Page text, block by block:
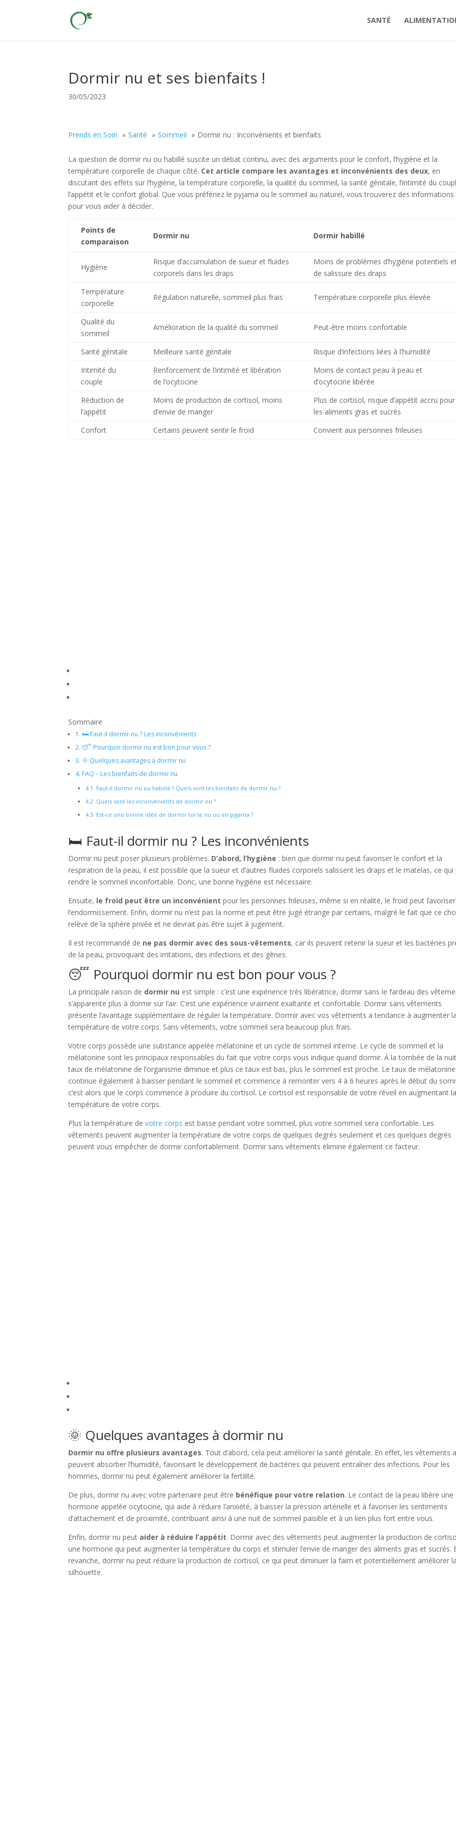
SANTÉ
Dormir nu et ses bienfaits !
30/05/2023
Prends en Soin Santé Sommeil Dormir nu : Inconvénients et bienfaits
La question de dormir nu ou habillé suscite un débat continu, avec des arguments pour le confort, l’hygiène et la
température corporelle de chaque côté. Cet article compare les avantages et inconvénients des deux, en
discutant des effets sur l’hygiène, la température corporelle, la qualité du sommeil, la santé génitale, l’intimité du
l’appétit et le confort global. Que vous préfériez le pyjama ou le sommeil au naturel, vous trouverez des informations
pour vous aider à décider.
Points de
comparaison
Dormir nu Dormir habillé
Hygiène
Risque d’accumulation de sueur et fluides
corporels dans les draps
Moins de problèmes d’hygiène potentiels
de salissure des draps
Température
corporelle
Régulation naturelle, sommeil plus frais Température corporelle plus élevée
Qualité du
sommeil
Amélioration de la qualité du sommeil Peut-être moins confortable
Santé génitale Meilleure santé génitale
Risque d’infections liées à l’humidité
Intimité du
couple
Renforcement de l’intimité et libération
de l’ocytocine
Moins de contact peau à peau et
d’ocytocine libérée
Réduction de
l’appétit
Moins de production de cortisol, moins
d’envie de manger
Plus de cortisol, risque d’appétit accru pour
les aliments gras et sucrés
Confort
Certains peuvent sentir le froid Convient aux personnes frileuses
Sommaire
1. 🛏️ Faut-il dormir nu ? Les inconvénients
2. 😴 Pourquoi dormir nu est bon pour vous ?
3. 🌞 Quelques avantages à dormir nu
4. FAQ – Les bienfaits de dormir nu
4.1. Faut-il dormir nu ou habillé ? Quels sont les bienfaits de dormir nu ?
4.2. Quels sont les inconvénients de dormir nu ?
4.3. Est-ce une bonne idée de dormir torse nu ou en pyjama ?
🛏️ Faut-il dormir nu ? Les inconvénients
Dormir nu peut poser plusieurs problèmes. D’abord, l’hygiène : bien que dormir nu peut favoriser le confort et la
respiration de la peau, il est possible que la sueur et d’autres fluides corporels salissent les draps et le matelas, ce qui
rendre le sommeil inconfortable. Donc, une bonne hygiène est nécessaire.
Ensuite, le froid peut être un inconvénient pour les personnes frileuses, même si en réalité, le froid peut favoriser
l’endormissement. Enfin, dormir nu n’est pas la norme et peut être jugé étrange par certains, malgré le fait que ce
relève de la sphère privée et ne devrait pas être sujet à jugement.
Il est recommandé de ne pas dormir avec des sous-vêtements, car ils peuvent retenir la sueur et les bactéries
de la peau, provoquant des irritations, des infections et des gênes.
😴 Pourquoi dormir nu est bon pour vous ?
La principale raison de dormir nu est simple : c’est une expérience très libératrice, dormir sans le fardeau des
s’apparente plus à dormir sur l’air. C’est une expérience vraiment exaltante et confortable. Dormir sans vêtements
présente l’avantage supplémentaire de réguler la température. Dormir avec vos vêtements a tendance à augmenter la
température de votre corps. Sans vêtements, votre sommeil sera beaucoup plus frais.
Votre corps possède une substance appelée mélatonine et un cycle de sommeil interne. Le cycle de sommeil et la
mélatonine sont les principaux responsables du fait que votre corps vous indique quand dormir. À la tombée de la
taux de mélatonine de l’organisme diminue et plus ce taux est bas, plus le sommeil est proche. Le taux de mélatonine
continue également à baisser pendant le sommeil et commence à remonter vers 4 à 6 heures après le début du
c’est alors que le corps commence à produire du cortisol. Le cortisol est responsable de votre réveil en augmentant la
température de votre corps.
Plus la température devotre corps est basse pendant votre sommeil, plus votre sommeil sera confortable. Les
vêtements peuvent augmenter la température de votre corps de quelques degrés seulement et ces quelques degrés
peuvent vous empêcher de dormir confortablement. Dormir sans vêtements élimine également ce facteur.
🌞 Quelques avantages à dormir nu
Dormir nu offre plusieurs avantages. Tout d’abord, cela peut améliorer la santé génitale. En effet, les vêtements
peuvent absorber l’humidité, favorisant le développement de bactéries qui peuvent entraîner des infections. Pour les
hommes, dormir nu peut également améliorer la fertilité.
De plus, dormir nu avec votre partenaire peut être bénéfique pour votre relation. Le contact de la peau libère une
hormone appelée ocytocine, qui aide à réduire l’anxiété, à baisser la pression artérielle et à favoriser les sentiments
d’attachement et de proximité, contribuant ainsi à une nuit de sommeil paisible et à un lien plus fort entre vous.
Enfin, dormir nu peut aider à réduire l’appétit. Dormir avec des vêtements peut augmenter la production de
une hormone qui peut augmenter la température du corps et stimuler l’envie de manger des aliments gras et sucrés.
revanche, dormir nu peut réduire la production de cortisol, ce qui peut diminuer la faim et potentiellement améliorer la
silhouette.